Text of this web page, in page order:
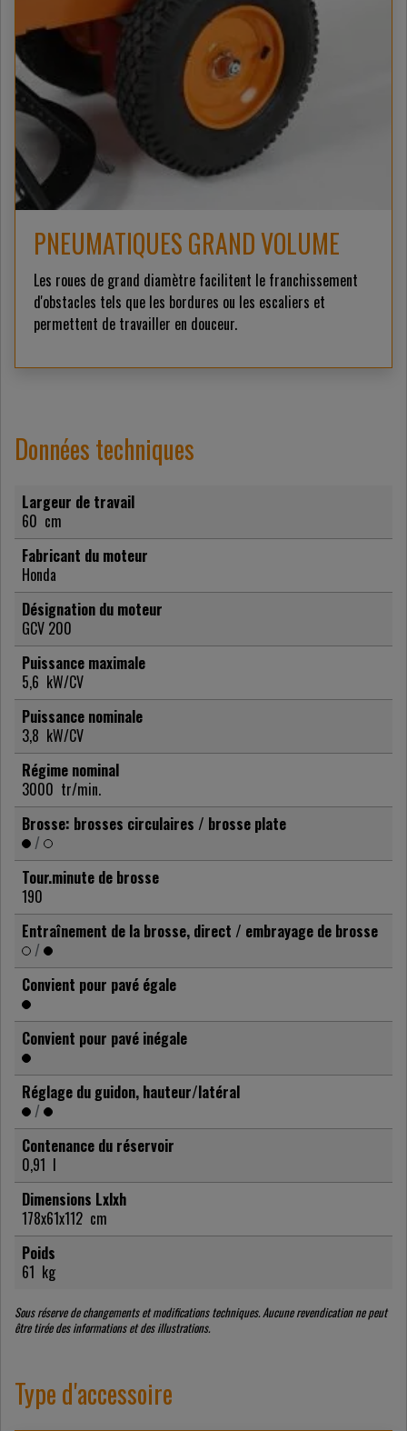
PNEUMATIQUES GRAND VOLUME
Les roues de grand diamètre facilitent le franchissement
d'obstacles tels que les bordures ou les escaliers et
permettent de travailler en douceur.
Données techniques
Largeur de travail
60 cm
Fabricant du moteur
Honda
Désignation du moteur
GCV 200
Puissance maximale
5,6 kW/CV
Puissance nominale
3,8 kW/CV
Régime nominal
3000 tr/min.
Brosse: brosses circulaires / brosse plate
/
Tour.minute de brosse
190
Entraînement de la brosse, direct / embrayage de brosse
/
Convient pour pavé égale
Convient pour pavé inégale
Réglage du guidon, hauteur/latéral
/
Contenance du réservoir
0,91 l
Dimensions Lxlxh
178x61x112 cm
Poids
61 kg
Sous réserve de changements et modifications techniques. Aucune revendication ne peut
être tirée des informations et des illustrations.
Type d'accessoire